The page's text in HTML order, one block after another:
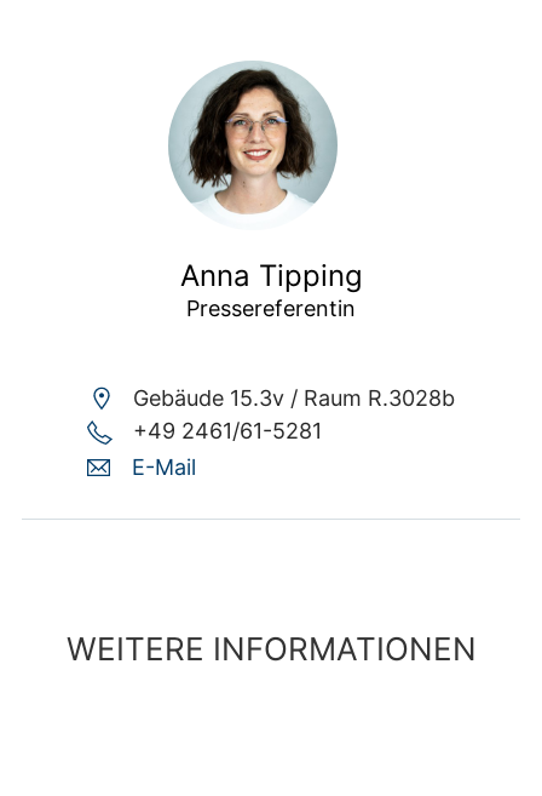
Anna Tipping
Pressereferentin
Gebäude 15.3v / Raum R.3028b
+49 2461/61-5281
E-Mail
WEITERE INFORMATIONEN